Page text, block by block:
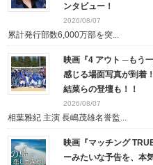
ンタビュー！
2026/08/07
累計発行部数6,000万部を突...
映画『4 アウト ─もう
感じる場面写真が到着
結菜らの登壇も！！
2026/08/07
相葉雅紀 主演 長嶋茂雄名誉監...
映画『マッチング
ーみたいな予告を、本